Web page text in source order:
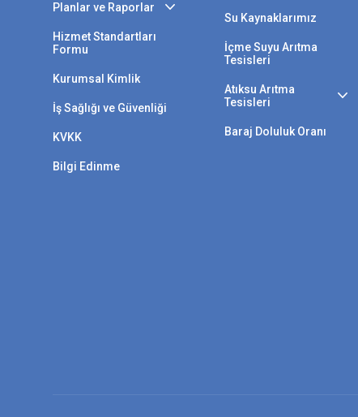
Planlar ve Raporlar
Hizmet Standartları
Formu
Kurumsal Kimlik
İş Sağlığı ve Güvenliği
KVKK
Bilgi Edinme
Su Kaynaklarımız
İçme Suyu Arıtma
Tesisleri
Atıksu Arıtma
Tesisleri
Baraj Doluluk Oranı